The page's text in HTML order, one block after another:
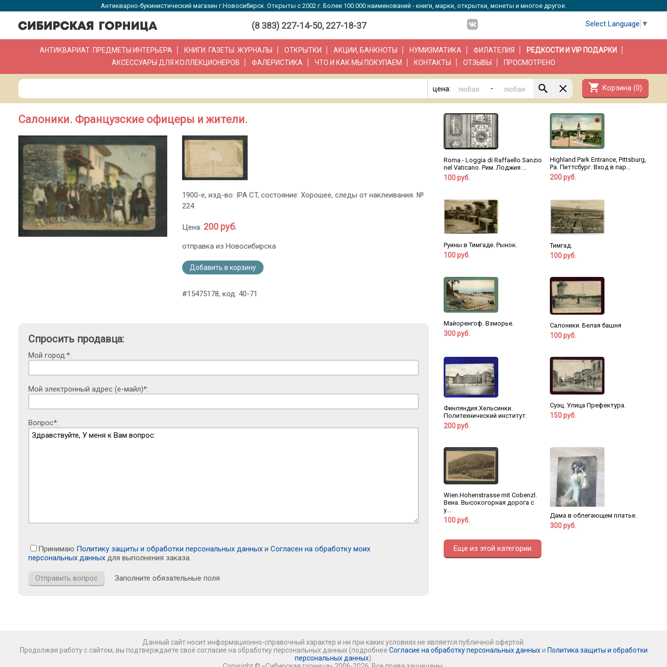
Антикварно-букинистический магазин г.Новосибирск. Открыты с 2002 г. Более 100.000 наименований - книги, марки, открытки, монеты и многое другое.
(8 383) 227-14-50, 227-18-37 Select Language ▼
АНТИКВАРИАТ. ПРЕДМЕТЫ ИНТЕРЬЕРА КНИГИ. ГАЗЕТЫ. ЖУРНАЛЫ ОТКРЫТКИ АКЦИИ, БАНКНОТЫ НУМИЗМАТИКА ФИЛАТЕЛИЯ
РЕДКОСТИ И VIP ПОДАРКИ
АКСЕССУАРЫ ДЛЯ КОЛЛЕКЦИОНЕРОВ
ФАЛЕРИСТИКА ЧТО И КАК МЫ ПОКУПАЕМ КОНТАКТЫ ОТЗЫВЫ ПРОСМОТРЕНО
цена: - shopping_cart Корзина (0)
Салоники. Французские офицеры и жители.
1900-е, изд-во: IPA CT, состояние: Хорошее, следы от наклеивания. №
224
Цена: 200 руб.
отправка из Новосибирска
Добавить в корзину
#15475178, код: 40-71
Спросить продавца:
Мой город:*:
Мой электронный адрес (е-майл)*:
Вопрос*:
Принимаю Политику защиты и обработки персональных данных и Согласен на обработку моих
персональных данных для выполнения заказа.
Заполните обязательные поля
Roma.- Loggia di Raffaello Sanzio
nel Vaticano. Рим. Лоджия ...
100 руб.
Highland Park Entrance, Pittsburg,
Pa. Питтсбург. Вход в пар...
200 руб.
Руины в Тимгаде. Рынок.
100 руб.
Тимгад.
100 руб.
Майоренгоф. Взморье.
300 руб.
Салоники. Белая башня
100 руб.
Финляндия.Хельсинки.
Политехнический институт.
200 руб.
Суэц. Улица Префектура.
150 руб.
Wien.Hohenstrasse mit Cobenzl.
Вена. Высокогорная дорога с
у...
100 руб.
Дама в облегающем платье.
300 руб.
Еще из этой категории
Данный сайт носит информационно-справочный характер и ни при каких условиях не является публичной офертой.
Продолжая работу с сайтом, вы подтверждаете своё согласие на обработку персональных данных (подробнее Согласие на обработку персональных данныхи Политика защиты и обработки
персональных данных).